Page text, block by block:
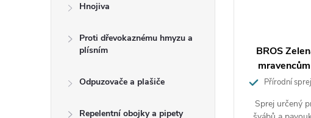
Hnojiva
Proti dřevokaznému hmyzu a
plísním
Odpuzovače a plašiče
Repelentní obojky a pipety
postřikovače
přípravek s
BROS Zelená síla - Sprej proti
Přírodní sprej proti létajícímu hmyzu
BROS
Přírodní sprej
Sprej určený